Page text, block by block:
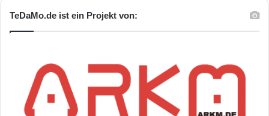
TeDaMo.de ist ein Projekt von: